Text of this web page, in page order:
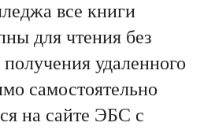
все книги
для чтения без
удаленного
самостоятельно
на сайте ЭБС с